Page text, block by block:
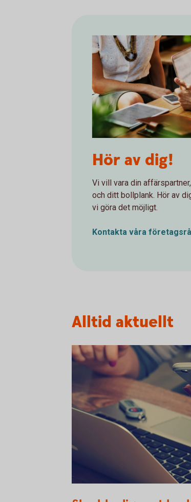
Hör av dig!
Vi vill vara din
och ditt bollplank. Hör av
vi göra det möjligt.
Kontakta våra
Alltid aktuellt